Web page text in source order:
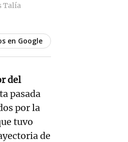
Talía
en Google
del
pasada
por la
tuvo
de